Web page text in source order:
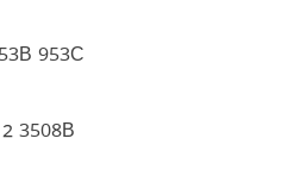
953C
3508B